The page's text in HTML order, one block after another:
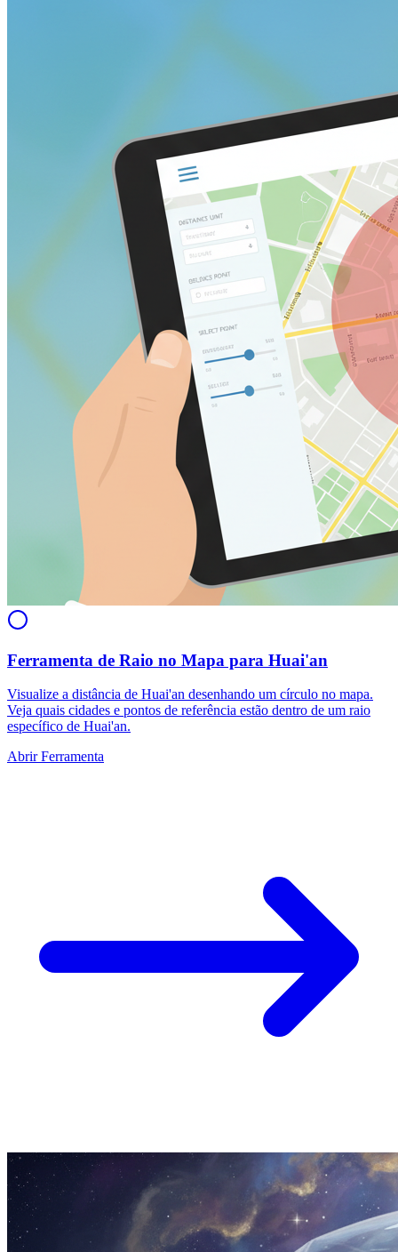
Ferramenta de Raio no Mapa para Huai'an
Visualize a distância de Huai'an desenhando um círculo no mapa.
Veja quais cidades e pontos de referência estão dentro de um raio
específico de Huai'an.
Abrir Ferramenta